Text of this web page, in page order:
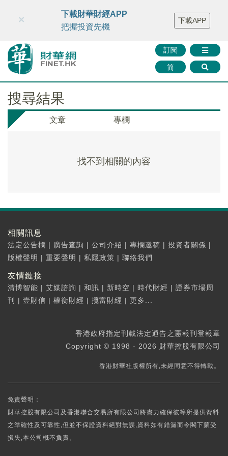
財華智庫網 FINTV FINMETA 財華證券 媒體矩陣
智庫沙龍
聯絡我們
訂閱
简
×
下載財華財經APP
把握投資先機
下載APP
搜尋結果
文章 專欄
找不到相關的內容
相關訊息
法定公告欄 | 廣告查詢 | 公司介紹 | 專欄邀稿 | 投資者關係 |
版權聲明 | 重要聲明 | 私隱政策 | 聯絡我們
友情鏈接
清博智能 | 艾媒諮詢 | 和訊 | 新時空 | 時代財經 | 證券市場周
刊
| 壹財信 | 權衡財經 | 攬富財經 | 更多...
香港政府指定刊載法定通告之憲報刊登報章
Copyright © 1998 - 2026 財華控股有限公司
香港財華社版權所有,未經同意不得轉載。
免責聲明：
財華控股有限公司及香港聯合交易所有限公司將盡力確保彼等所提供資料
之準確性及可靠性,但並不保證資料絕對無誤,資料如有錯漏而令閣下蒙受
損失,本公司概不負責。